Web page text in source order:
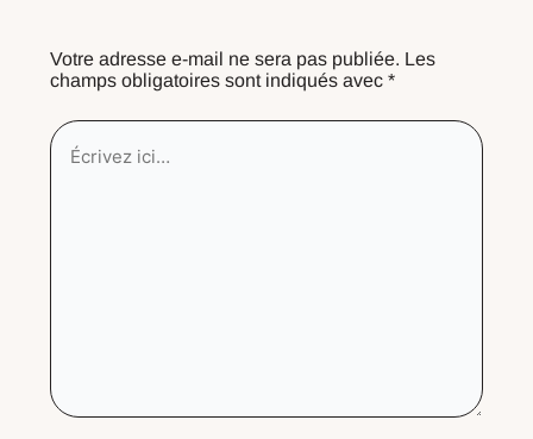
Votre adresse e-mail ne sera pas publiée. Les
champs obligatoires sont indiqués avec*
Écrivez
ici…